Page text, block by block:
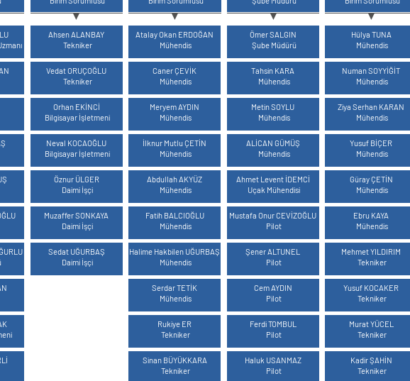
Ahsen ALANBAY
Tekniker
MAVİ
Vedat ORUÇOĞLU
Tekniker
MAVİ
Orhan EKİNCİ
Bilgisayar İşletmeni
MAVİ
Neval KOCAOĞLU
Bilgisayar İşletmeni
MAVİ
Öznur ÜLGER
Daimi İşçi
MAVİ
Muzaffer SONKAYA
Daimi İşçi
MAVİ
Sedat UĞURBAŞ
Daimi İşçi
MAVİ
Atalay Okan ERDOĞAN
Mühendis
MAVİ
Caner ÇEVİK
Mühendis
MAVİ
Meryem AYDIN
Mühendis
MAVİ
İlknur Mutlu ÇETİN
Mühendis
MAVİ
Abdullah AKYÜZ
Mühendis
MAVİ
Fatih BALCIOĞLU
Mühendis
MAVİ
Halime Hakbilen UĞURBAŞ
Mühendis
MAVİ
Serdar TETİK
Mühendis
MAVİ
Rukiye ER
Tekniker
Sinan BÜYÜKKARA
Tekniker
MAVİ
Ömer SALGIN
Şube Müdürü
MAVİ
Tahsin KARA
Mühendis
Metin SOYLU
Mühendis
ALİCAN GÜMÜŞ
Mühendis
MAVİ
Ahmet Levent İDEMCİ
Uçak Mühendisi
MAVİ
Mustafa Onur CEVİZOĞLU
Pilot
MAVİ
Şener ALTUNEL
Pilot
MAVİ
Cem AYDIN
Pilot
Ferdi TOMBUL
Pilot
MAVİ
Haluk USANMAZ
Pilot
MAVİ
Hülya TUNA
Mühendis
Numan SOYYİĞİT
Mühendis
MAVİ
Ziya Serhan KARAN
Mühendis
MAVİ
Yusuf BİÇER
Mühendis
Güray ÇETİN
Mühendis
Ebru KAYA
Mühendis
Mehmet YILDIRIM
Tekniker
MAVİ
Yusuf KOCAKER
Tekniker
MAVİ
Murat YÜCEL
Tekniker
Kadir ŞAHİN
Tekniker